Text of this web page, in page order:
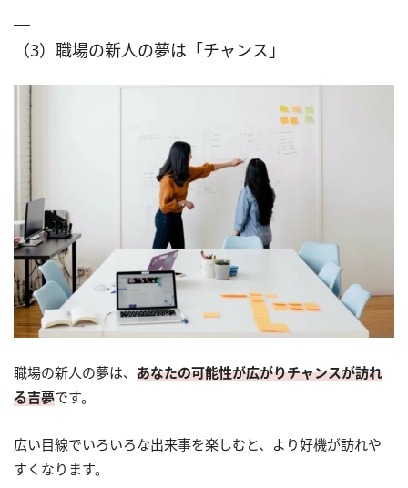
（3）職場の新人の夢は「チャンス」
職場の新人の夢は、 あなたの可能性が広がりチャンスが訪れ
る吉夢です。
広い目線でいろいろな出来事を楽しむと、より好機が訪れや
すくなります。